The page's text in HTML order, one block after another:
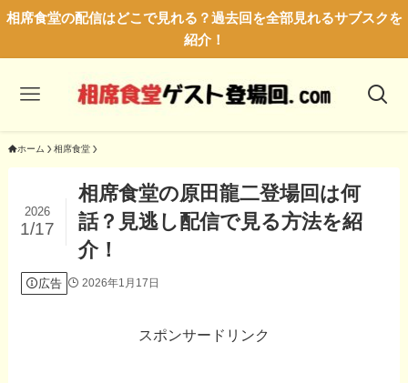
相席食堂の配信はどこで見れる？過去回を全部見れるサブスクを
紹介！
ホーム 相席食堂
相席食堂の原田龍二登場回は何
話？見逃し配信で見る方法を紹
介！
2026
1/17
広告 2026年1月17日
スポンサードリンク